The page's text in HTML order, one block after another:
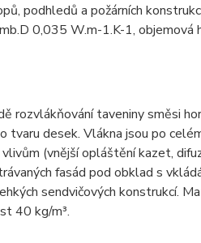
podhledů a požárních
0,035 W.m-1.K-1,
rozvlákňování taveniny směsi
desek. Vlákna jsou po
(vnější opláštění kazet,
fasád pod obklad s
sendvičových konstrukcí.
40 kg/m³.